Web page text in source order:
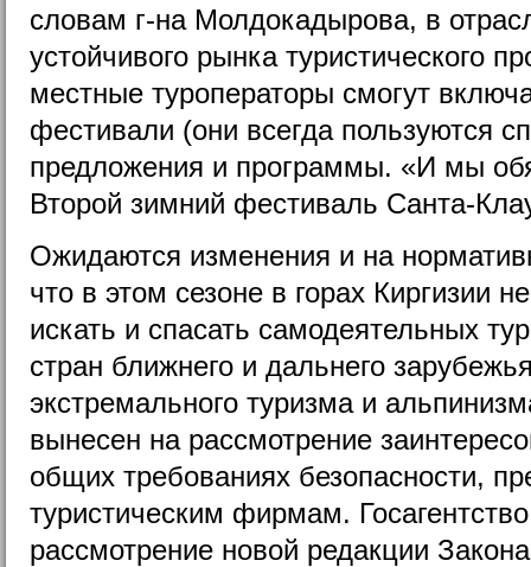
словам г-на Молдокадырова, в
устойчивого рынка туристического
местные туроператоры смогут
фестивали (они всегда пользуются
предложения и программы. «И мы
Второй зимний фестиваль Санта-
Ожидаются изменения и на
что в этом сезоне в горах Киргизии
искать и спасать самодеятельных
стран ближнего и дальнего
экстремального туризма и
вынесен на рассмотрение
общих требованиях безопасности,
туристическим фирмам.
рассмотрение новой редакции